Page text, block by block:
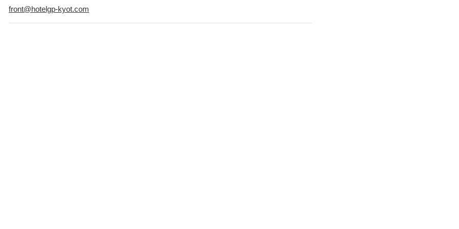
front@hotelgp-kyot.com